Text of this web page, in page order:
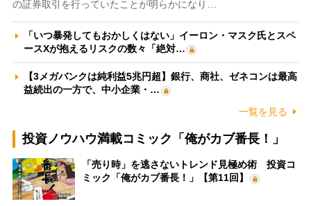
の証券取引を行っていたことが明らかになり…
「いつ暴発してもおかしくはない」イーロン・マスク氏とスペ
ースXが抱えるリスクの数々「絶対…
【3メガバンクは純利益5兆円超】銀行、商社、ゼネコンは最高
益続出の一方で、中小企業・…
一覧を見る
投資ノウハウ満載コミック「俺がカブ番長！」
「売り時」を逃さないトレンド見極め術 投資コ
ミック「俺がカブ番長！」【第11回】